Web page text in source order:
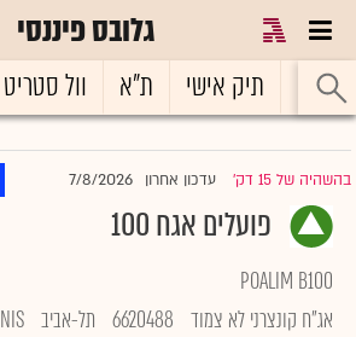
גלובס פיננסי
ראשי תיק אישי ת"א וול סטריט
בהשהיה של 15 דק' |עדכון אחרון 7/8/2026
פועלים אגח 100
POALIM B100
אג"ח קונצרני לא צמוד 6620488 תל-אביב NIS